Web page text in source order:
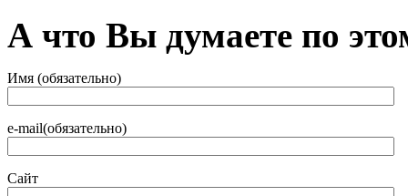
А что Вы думаете по
Имя (обязательно)
e-mail(обязательно)
Сайт